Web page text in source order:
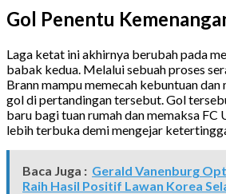
Gol Penentu
Laga ketat ini akhirnya berubah pada
babak kedua. Melalui sebuah proses
Brann mampu memecah kebuntuan
gol di pertandingan tersebut. Gol
baru bagi tuan rumah dan memaksa
lebih terbuka demi mengejar
Baca Juga : Gerald Vanenburg
Raih Hasil Positif Lawan Korea